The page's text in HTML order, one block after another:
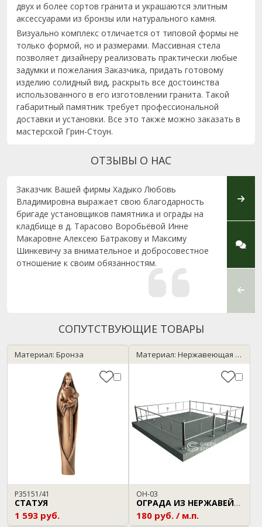
двух и более сортов гранита и украшаются элитным
аксессуарами из бронзы или натурального камня.
Визуально комплекс отличается от типовой формы не
только формой, но и размерами. Массивная стела
позволяет дизайнеру реализовать практически любые
задумки и пожелания Заказчика, придать готовому
изделию солидный вид, раскрыть все достоинства
использованного в его изготовлении гранита. Такой
габаритный памятник требует профессиональной
доставки и установки. Все это также можно заказать в
мастерской Грин-Стоун.
ОТЗЫВЫ О НАС
Заказчик Вашей фирмы Хадыко Любовь
Владимировна выражает свою благодарность
бригаде установщиков памятника и ограды на
кладбище в д. Тарасово Воробьёвой Инне
Макаровне Алексею Батракову и Максиму
Шинкевичу за внимательное и добросовестное
отношение к своим обязанностям.
СОПУТСТВУЮЩИЕ ТОВАРЫ
Материал: Бронза
P35151/41
СТАТУЯ
1 593 руб.
Материал: Нержавеющая сталь
ОН-03
ОГРАДА ИЗ НЕРЖАВЕЙКИ
180 руб. / м.п.